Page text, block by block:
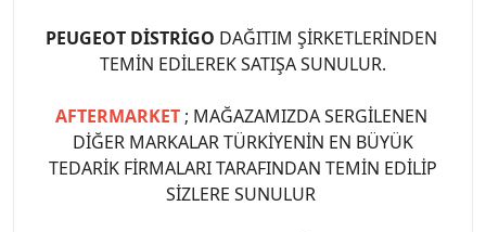
PEUGEOT DİSTRİGO DAĞITIM ŞİRKETLERİNDEN
TEMİN EDİLEREK SATIŞA SUNULUR.
AFTERMARKET ; MAĞAZAMIZDA SERGİLENEN
DİĞER MARKALAR TÜRKİYENİN EN BÜYÜK
TEDARİK FİRMALARI TARAFINDAN TEMİN EDİLİP
SİZLERE SUNULUR